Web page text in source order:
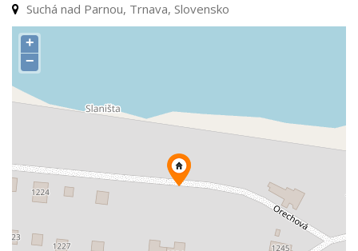
Suchá nad Parnou, Trnava, Slovensko
+
−